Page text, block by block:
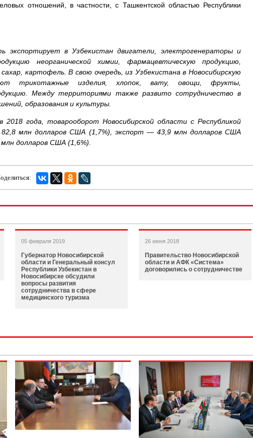
отношений, в частности, с Ташкентской областью Республики
экспортирует в Узбекистан двигатели, электрогенераторы и
неорганической химии, фармацевтическую продукцию,
картофель. В свою очередь, из Узбекистана в Новосибирскую
трикотажные изделия, хлопок, вату, овощи, фрукты,
Между территориями также развито сотрудничество в
образования и культуры.
года, товарооборот Новосибирской области с Республикой
82,8 млн долларов США (1,7%), экспорт — 43,9 млн долларов США
долларов США (1,6%).
05 февраля 2019
Губернатор Новосибирской
области и Генеральный консул
Республики Узбекистан в
Новосибирске обсудили
вопросы развития
сотрудничества в сфере
медицинского туризма
26 июня 2018
Правительство Новосибирской
области и АФК «Система»
договорились о сотрудничестве